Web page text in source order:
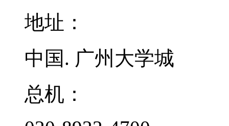
地址：
中国. 广州大学城
总机：